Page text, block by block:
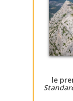
le